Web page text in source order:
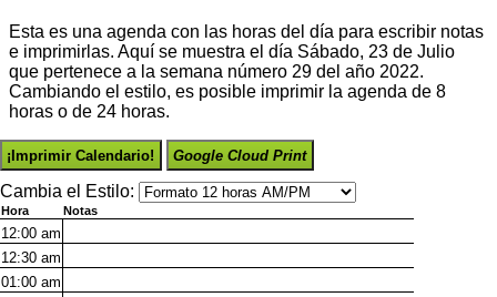
Esta es una agenda con las horas del día para escribir notas
e imprimirlas. Aquí se muestra el día Sábado, 23 de Julio
que pertenece a la semana número 29 del año 2022.
Cambiando el estilo, es posible imprimir la agenda de 8
horas o de 24 horas.
¡Imprimir Calendario! Google Cloud Print
Cambia el Estilo:
Hora Notas
12:00 am
12:30 am
01:00 am